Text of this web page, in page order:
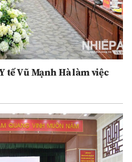
Vũ Mạnh Hà làm việc